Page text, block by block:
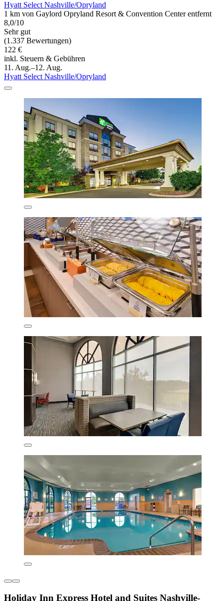
Hyatt Select Nashville/Opryland
1 km von Gaylord Opryland Resort & Convention Center entfernt
8,0/10
Sehr gut
(1.337 Bewertungen)
122 €
inkl. Steuern & Gebühren
11. Aug.–12. Aug.
Hyatt Select Nashville/Opryland
Holiday Inn Express Hotel and Suites Nashville-